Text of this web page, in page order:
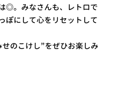
◎。みなさんも、レトロで
ぽにして心をリセットして
のこけし”をぜひお楽しみ